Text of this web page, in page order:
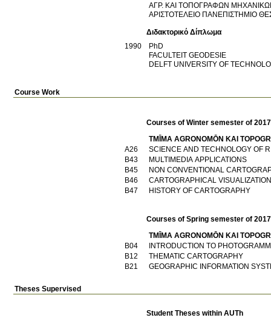
ΑΓΡ. ΚΑΙ ΤΟΠΟΓΡΑΦΩΝ
ΑΡΙΣΤΟΤΕΛΕΙΟ ΠΑΝΕΠΙΣΤΗΜΙΟ
Διδακτορικό Δίπλωμα
1990
PhD
FACULTEIT GEODESIE
DELFT UNIVERSITY OF
Course Work
Courses of Winter semester of
TMĪMA AGRONOMŌN KAI
Α26
SCIENCE AND TECHNOLOGY OF
Β43
MULTIMEDIA APPLICATIONS
Β45
NON CONVENTIONAL
Β46
CARTOGRAPHICAL VISUALIZATION
Β47
HISTORY OF CARTOGRAPHY
Courses of Spring semester of
TMĪMA AGRONOMŌN KAI
Β04
INTRODUCTION TO
Β12
THEMATIC CARTOGRAPHY
Β21
GEOGRAPHIC INFORMATION
Theses Supervised
Student Theses within AUTh